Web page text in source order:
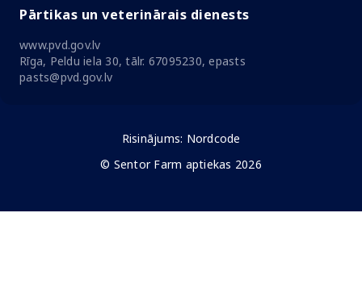
Pārtikas un veterinārais dienests
www.pvd.gov.lv
Rīga, Peldu iela 30, tālr. 67095230, epasts
pasts@pvd.gov.lv
Risinājums: Nordcode
© Sentor Farm aptiekas 2026